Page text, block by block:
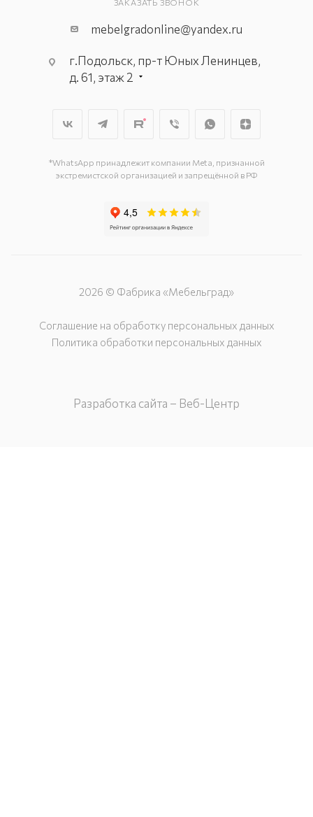
ЗАКАЗАТЬ ЗВОНОК
mebelgradonline@yandex.ru
г.Подольск, пр-т Юных Ленинцев,
д. 61, этаж 2
г. Подольск, ул. Станционная, д. 11
*WhatsApp принадлежит компании Meta, признанной
экстремистской организацией и запрещённой в РФ
2026 © Фабрика «Мебельград»
Соглашение на обработку персональных данных
Политика обработки персональных данных
Разработка сайта – Веб-Центр